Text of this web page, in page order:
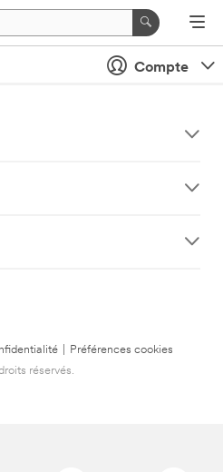
Compte
Préférences cookies
réservés.